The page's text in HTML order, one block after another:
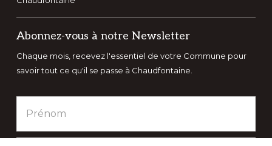
Abonnez-vous à notre Newsletter
Chaque mois, recevez l'essentiel de votre Commune pour
savoir tout ce qu'il se passe à Chaudfontaine.